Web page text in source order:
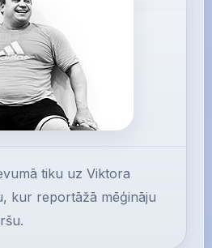
tiku uz Viktora
kur reportāžā mēģināju